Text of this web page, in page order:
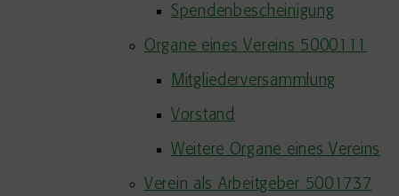
Spendenbescheinigung
Organe eines Vereins 5000111
Mitgliederversammlung
Vorstand
Weitere Organe eines Vereins
Verein als Arbeitgeber 5001737